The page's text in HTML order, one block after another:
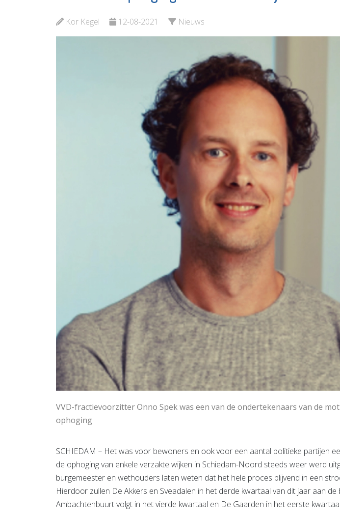
Kor Kegel 12-08-2021 Nieuws
VVD-fractievoorzitter Onno Spek was een van de ondertekenaars van de
ophoging
SCHIEDAM – Het was voor bewoners en ook voor een aantal politieke partijen
de ophoging van enkele verzakte wijken in Schiedam-Noord steeds weer werd
burgemeester en wethouders laten weten dat het hele proces blijvend in een
Hierdoor zullen De Akkers en Sveadalen in het derde kwartaal van dit jaar aan de
Ambachtenbuurt volgt in het vierde kwartaal en De Gaarden in het eerste
Schiedam
Bekijk de pagina Bekijk de pagina